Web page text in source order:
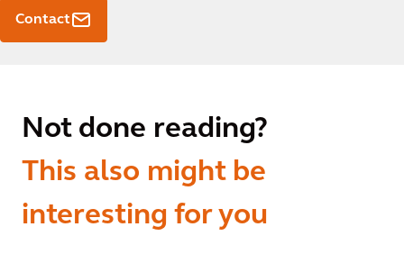
Contact
Not done reading?
This also might be
interesting for you